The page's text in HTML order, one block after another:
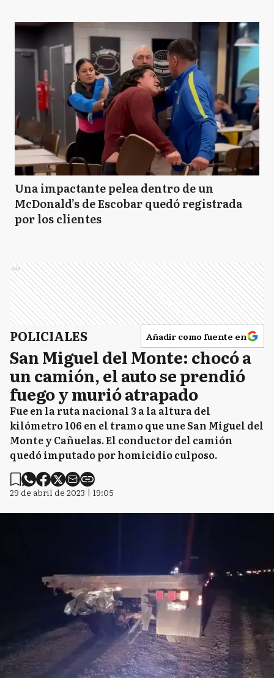
Una impactante pelea dentro de un
McDonald’s de Escobar quedó registrada
por los clientes
Ads
POLICIALES Añadir como fuente en
San Miguel del Monte: chocó a
un camión, el auto se prendió
fuego y murió atrapado
Fue en la ruta nacional 3 a la altura del
kilómetro 106 en el tramo que une San Miguel del
Monte y Cañuelas. El conductor del camión
quedó imputado por homicidio culposo.
29 de abril de 2023 | 19:05